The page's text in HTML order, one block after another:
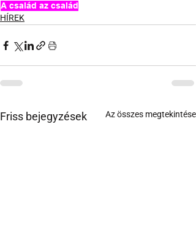
A család az család
HÍREK
Friss bejegyzések Az összes megtekintése